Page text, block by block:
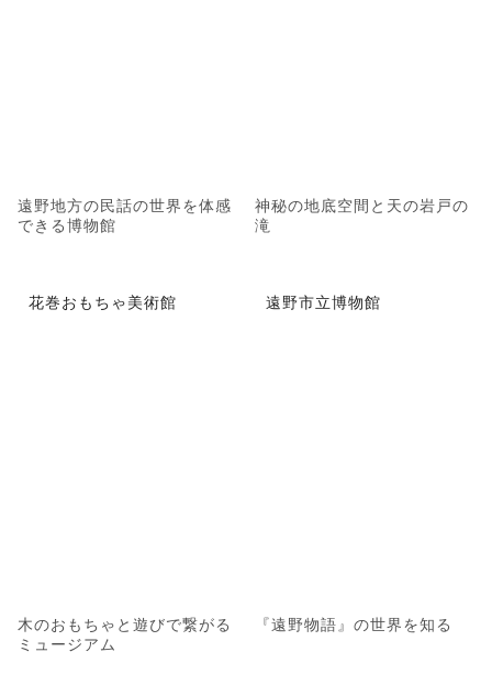
遠野地方の民話の世界を体感
できる博物館
神秘の地底空間と天の岩戸の
滝
花巻おもちゃ美術館
木のおもちゃと遊びで繋がる
ミュージアム
遠野市立博物館
『遠野物語』の世界を知る